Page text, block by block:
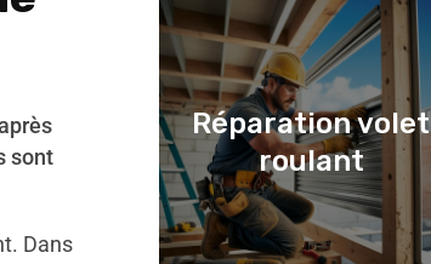
sont
Dans
Réparation volet
roulant